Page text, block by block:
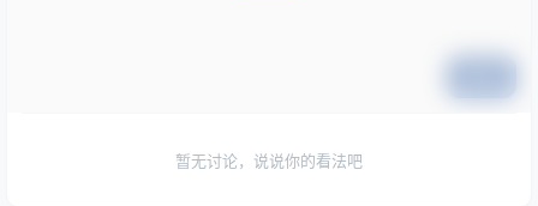
暂无讨论，说说你的看法吧